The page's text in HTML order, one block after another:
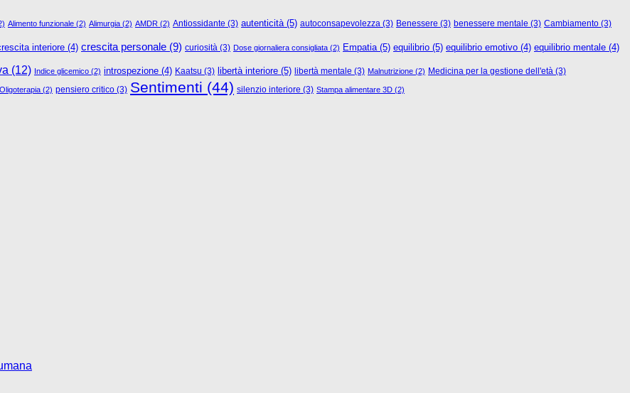
Alimento funzionale (2) Alimurgia (2) AMDR (2) Antiossidante (3) autenticità(5) autoconsapevolezza (3) Benessere (3) benessere mentale (3) Cambiamento (3)
interiore (4) crescita personale (9) curiosità (3) Dose giornaliera consigliata (2) Empatia(5) equilibrio (5) equilibrio emotivo (4) equilibrio mentale (4)
(12) Indice glicemico (2) introspezione (4) Kaatsu (3) libertà interiore (5) libertà mentale (3) Malnutrizione (2) Medicina per la gestione dell'età (3)
Oligoterapia (2) pensiero critico (3) Sentimenti (44) silenzio interiore (3) Stampa alimentare 3D (2)